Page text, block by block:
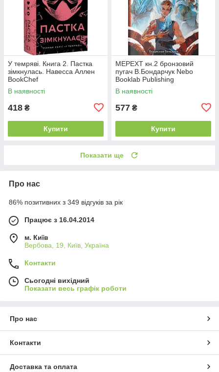
У темряві. Книга 2. Пастка
зімкнулась. Навесса Аллен
BookChef
В наявності
418 ₴
Купити
МЕРЕХТ кн.2 бронзовий
пугач В.Бондарчук Nebo
Booklab Publishing
В наявності
577 ₴
Купити
Показати ще
Про нас
86% позитивних з 349 відгуків за рік
Працює з 16.04.2014
м. Київ
Вербова, 19, Київ, Україна
Контакти
Сьогодні вихідний
Показати весь графік роботи
Про нас
Контакти
Доставка та оплата